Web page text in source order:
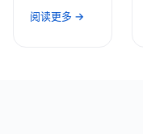
阅读更多 →